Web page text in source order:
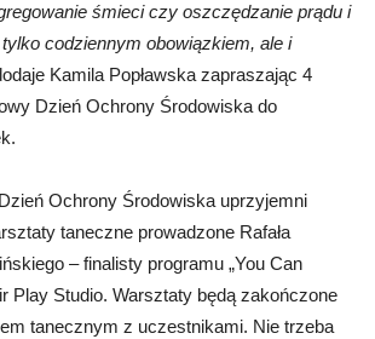
śmieci czy oszczędzanie prądu i
tylko codziennym obowiązkiem, ale i
Kamila Popławska zapraszając 4
Dzień Ochrony Środowiska do
Ochrony Środowiska uprzyjemni
taneczne prowadzone Rafała
– finalisty programu „You Can
Play Studio. Warsztaty będą zakończone
tanecznym z uczestnikami. Nie trzeba